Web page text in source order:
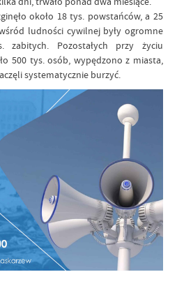
około 18 tys. powstańców, a 25
ludności cywilnej były ogromne
Pozostałych przy życiu
500 tys. osób, wypędzono z miasta,
systematycznie burzyć.